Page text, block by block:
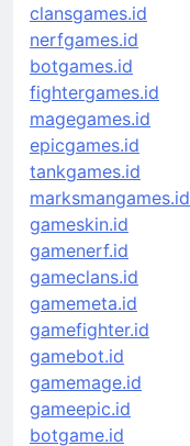
clansgames.id
nerfgames.id
botgames.id
fightergames.id
magegames.id
epicgames.id
tankgames.id
marksmangames.id
gameskin.id
gamenerf.id
gameclans.id
gamemeta.id
gamefighter.id
gamebot.id
gamemage.id
gameepic.id
botgame.id